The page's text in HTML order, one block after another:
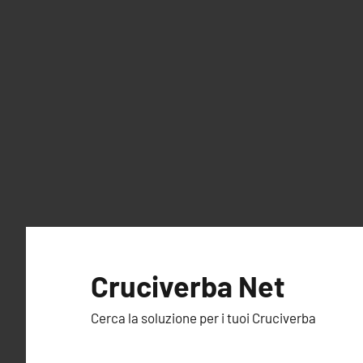
Cruciverba Net
Cerca la soluzione per i tuoi Cruciverba